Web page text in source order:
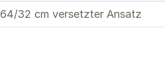
64/32 cm versetzter Ansatz